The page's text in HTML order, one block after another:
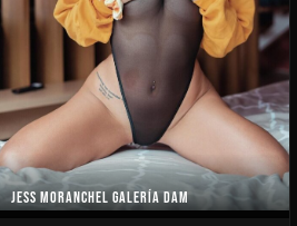
JESS MORANCHEL GALERÍA DAM